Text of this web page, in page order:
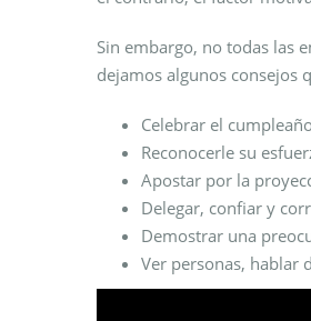
Sin embargo, no todas las
dejamos algunos consejos
Celebrar el
Reconocerle su
Apostar por la
Delegar, confiar y
Demostrar una
Ver personas, hablar